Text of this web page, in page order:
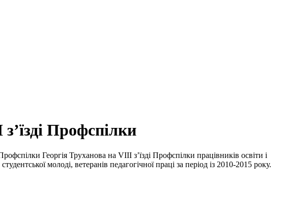
Профспілки
Георгія Труханова на VIII з’їзді Профспілки працівників освіти і
молоді, ветеранів педагогічної праці за період із 2010-2015 року.